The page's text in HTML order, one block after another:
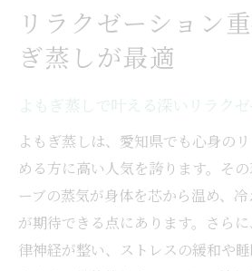
リラクゼーション
ぎ蒸しが最適
よもぎ蒸しで叶える深いリラク
よもぎ蒸しは、愛知県でも心身の
める方に高い人気を誇ります。そ
ーブの蒸気が身体を芯から温め、
が期待できる点にあります。さら
律神経が整い、ストレスの緩和や